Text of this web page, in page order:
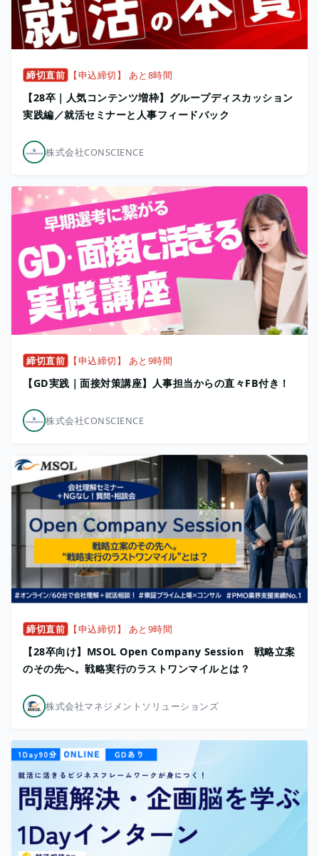
締切直前 【申込締切】 あと8時間
【28卒｜人気コンテンツ増枠】グループディスカッション
実践編／就活セミナーと人事フィードバック
株式会社CONSCIENCE
締切直前 【申込締切】 あと9時間
【GD実践｜面接対策講座】人事担当からの直々FB付き！
株式会社CONSCIENCE
締切直前 【申込締切】 あと9時間
【28卒向け】MSOL Open Company Session 戦略立案
のその先へ。戦略実行のラストワンマイルとは？
株式会社マネジメントソリューションズ